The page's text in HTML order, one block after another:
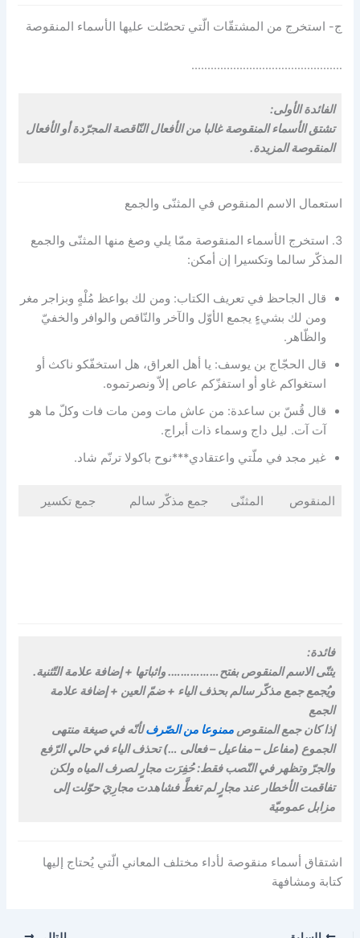
ج- استخرج من المشتقّات الّتي تحصّلت عليها الأسماء المنقوصة
………………………………………..
الفائدة الأولى:
تشتق الأسماء المنقوصة غالبا من الأفعال النّاقصة المجرّدة أو الأفعال
المنقوصة المزيدة.
استعمال الاسم المنقوص في المثنّى والجمع
3. استخرج الأسماء المنقوصة ممّا يلي وصغ منها المثنّى والجمع
المذكّر سالما وتكسيرا إن أمكن:
قال الجاحظ في تعريف الكتاب: ومن لك بواعظ مُلْهٍ وبزاجر مغر
ومن لك بشيءٍ يجمع الأوّل والآخر والنّاقص والوافر والخفيّ
والظّاهر.
قال الحجّاج بن يوسف: يا أهل العراق، هل استخفّكو ناكث أو
استغواكم غاو أو استفزّكم عاص إلاّ ونصرتموه.
قال قُسّ بن ساعدة: من عاش مات ومن مات فات وكلّ ما هو
آت آت. ليل داج وسماء ذات أبراج.
غير مجد في ملّتي واعتقادي***نوح باكولا ترنّم شاد.
المنقوص المثنّى جمع مذكّر سالم جمع تكسير
فائدة:
يثنّى الاسم المنقوص بفتح……………. واثباتها + إضافة علامة التّثنية.
ويُجمع جمع مذكّر سالم بحذف الياء + ضمّ العين + إضافة علامة
الجمع
إذا كان جمع المنقوص ممنوعا من الصّرفلأنّه في صيغة منتهى
الجموع (مفاعل – مفاعيل – فعالى …) تحذف الياء في حالي الرّفع
والجرّ وتظهر في النّصب فقط: حُفِرَت مجارٍ لصرف المياه ولكن
تفاقمت الأخطار عند مجارٍ لم تغطَّ فشاهدت مجارِيَ حوّلت إلى
مزابل عموميّة
اشتقاق أسماء منقوصة لأداء مختلف المعاني الّتي يُحتاج إليها
كتابة ومشافهة